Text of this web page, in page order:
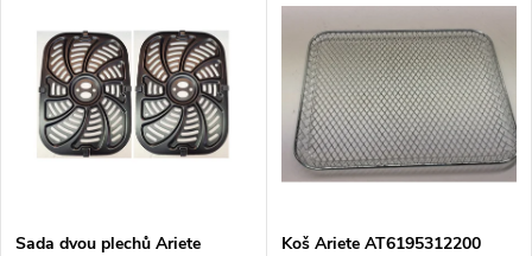
n
Abecedně
p
s
Sada dvou plechů Ariete
Koš Ariete AT6195312200